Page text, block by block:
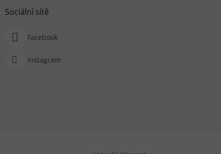
Sociální sítě
Facebook
Instagram